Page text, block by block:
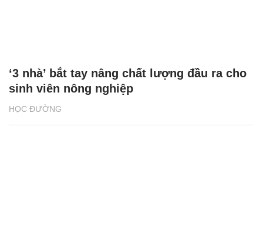
HỌC ĐƯỜNG
‘3 nhà’ bắt tay nâng chất lượng đầu ra cho
sinh viên nông nghiệp